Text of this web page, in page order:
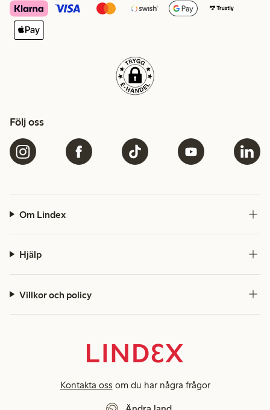
Följ oss
Om Lindex
Hjälp
Villkor och policy
Kontakta oss om du har några frågor